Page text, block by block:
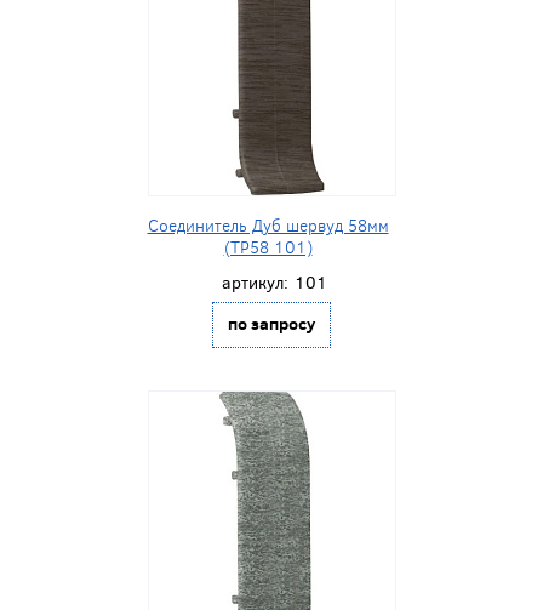
Соединитель Дуб шервуд 58мм
(ТР58 101)
артикул: 101
по запросу